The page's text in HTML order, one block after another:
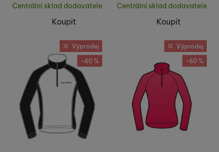
Centrální sklad dodavatele
Koupit
Centrální sklad dodavatele
Koupit
Výprodej
-40 %
Výprodej
-60 %